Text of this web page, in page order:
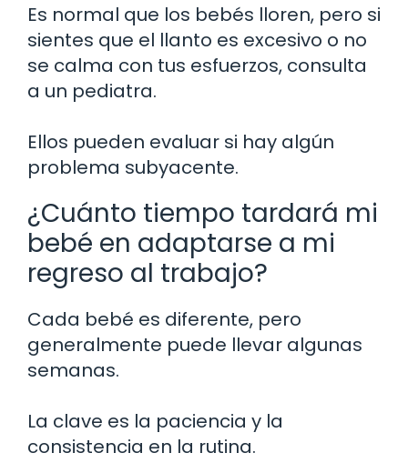
Es normal que los bebés lloren, pero si
sientes que el llanto es excesivo o no
se calma con tus esfuerzos, consulta
a un pediatra.
Ellos pueden evaluar si hay algún
problema subyacente.
¿Cuánto tiempo tardará mi
bebé en adaptarse a mi
regreso al trabajo?
Cada bebé es diferente, pero
generalmente puede llevar algunas
semanas.
La clave es la paciencia y la
consistencia en la rutina.